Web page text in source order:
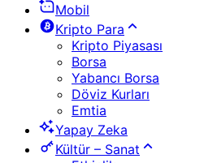
Mobil
Kripto Para
Kripto Piyasası
Borsa
Yabancı Borsa
Döviz Kurları
Emtia
Yapay Zeka
Kültür – Sanat